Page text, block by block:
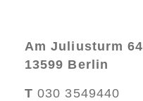
Am Juliusturm 64
13599 Berlin
T030 3549440